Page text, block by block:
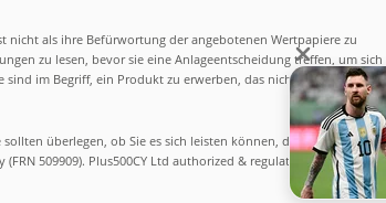
nicht als ihre Befürwortung der angebotenen Wertpapiere zu
zu lesen, bevor sie eine Anlageentscheidung treffen, um sich
im Begriff, ein Produkt zu erwerben, das nicht einfach ist und
überlegen, ob Sie es sich leisten können, das hohe Risiko
509909). Plus500CY Ltd authorized & regulated by CySEC